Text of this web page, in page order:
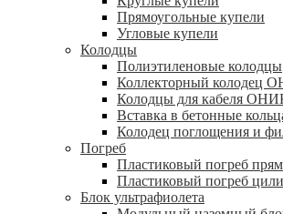
Прямоугольные купели
Угловые купели
Колодцы
Полиэтиленовые колодцы
Коллекторный колодец
Колодцы для кабеля
Вставка в бетонные
Колодец поглощения и
Погреб
Пластиковый погреб
Пластиковый погреб
Блок ультрафиолета